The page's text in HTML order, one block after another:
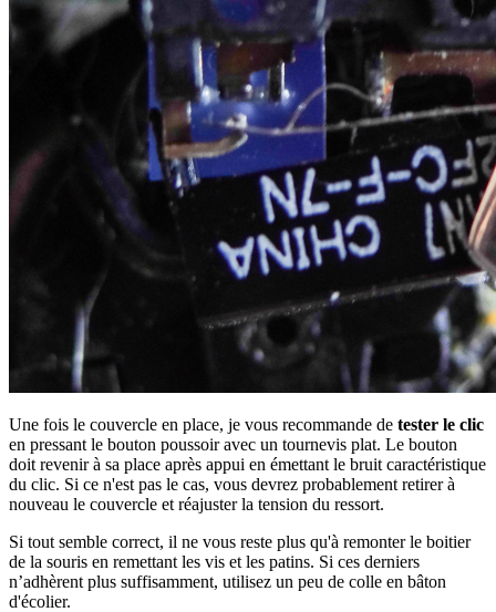
Une fois le couvercle en place, je vous recommande de tester le clic
en pressant le bouton poussoir avec un tournevis plat. Le bouton
doit revenir à sa place après appui en émettant le bruit caractéristique
du clic. Si ce n'est pas le cas, vous devrez probablement retirer à
nouveau le couvercle et réajuster la tension du ressort.
Si tout semble correct, il ne vous reste plus qu'à remonter le boitier
de la souris en remettant les vis et les patins. Si ces derniers
n’adhèrent plus suffisamment, utilisez un peu de colle en bâton
d'écolier.